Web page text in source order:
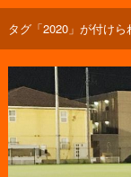
タグ「2020」が付け